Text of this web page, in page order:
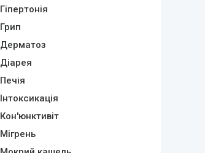
Гіпертонія
Грип
Дерматоз
Діарея
Печія
Інтоксикація
Кон'юнктивіт
Мігрень